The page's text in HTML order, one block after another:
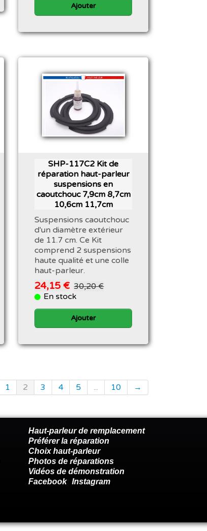
Ajouter
SHP-117C2 Kit de
réparation haut-parleur
suspensions en
caoutchouc 7,9cm 8,7cm
10,6cm 11,7cm
Suspensions caoutchouc
d'un diamètre extérieur
de 11.7 cm. Ce Kit
comprend 2 suspensions
haute qualité et une colle
haut-parleur.
24,15 € 30,20 €
En stock
Ajouter
1 2 3 4 5 ... 10 →
Haut-parleur de remplacement
Préférer la réparation
Choix haut-parleur
Photos de réparations
Vidéos de démonstration
Facebook Instagram